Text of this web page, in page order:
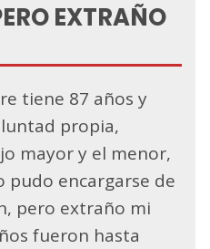
EXTRAÑO
tiene 87 años y
propia,
mayor y el menor,
pudo encargarse de
pero extraño mi
fueron hasta